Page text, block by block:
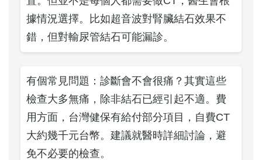
據情況選擇。比如超音波對腎臟結石效果不
錯，但對輸尿管結石可能漏診。
有個常見問題：診斷會不會很痛？其實這些
檢查大多無痛，除非結石已經引起不適。費
用方面，台灣健保有給付部分項目，自費CT
大約幾千元台幣。建議就醫時詳細討論，避
免不必要的檢查。